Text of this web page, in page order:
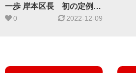
一歩 岸本区長 初の定例議
会が閉会
0 2022-12-09